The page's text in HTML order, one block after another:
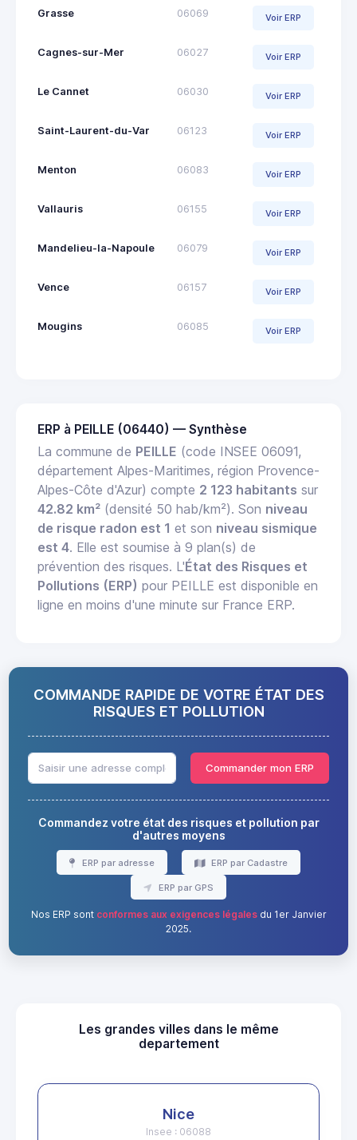
Grasse 06069 Voir ERP
Cagnes-sur-Mer 06027 Voir ERP
Le Cannet 06030 Voir ERP
Saint-Laurent-du-Var 06123 Voir ERP
Menton 06083 Voir ERP
Vallauris 06155 Voir ERP
Mandelieu-la-Napoule 06079 Voir ERP
Vence 06157 Voir ERP
Mougins 06085 Voir ERP
ERP à PEILLE (06440) — Synthèse
La commune de PEILLE (code INSEE 06091,
département Alpes-Maritimes, région Provence-
Alpes-Côte d'Azur) compte 2 123 habitants sur
42.82 km² (densité 50 hab/km²). Son niveau
de risque radon est 1 et son niveau sismique
est 4. Elle est soumise à 9 plan(s) de
prévention des risques. L'État des Risques et
Pollutions (ERP) pour PEILLE est disponible en
ligne en moins d'une minute sur France ERP.
COMMANDE RAPIDE DE VOTRE ÉTAT DES
RISQUES ET POLLUTION
Commander mon ERP
Commandez votre état des risques et pollution par
d'autres moyens
ERP par adresse ERP par Cadastre
ERP par GPS
Nos ERP sont conformes aux exigences légalesdu 1er Janvier
2025.
Les grandes villes dans le même
departement
Nice
Insee : 06088